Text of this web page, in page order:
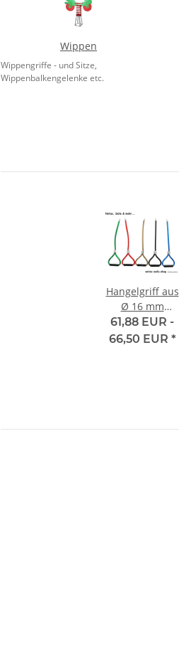
Wippen
Wippengriffe - und Sitze,
Wippenbalkengelenke etc.
Hangelgriff aus
Ø 16 mm
Herkulestauwerk
mit T-Verbinder
61,88 EUR -
66,50 EUR *